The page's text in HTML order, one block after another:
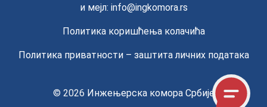
и мејл: info@ingkomora.rs
Политика коришћења колачића
Политика приватности – заштита личних података
© 2026 Инжењерска комора Србије